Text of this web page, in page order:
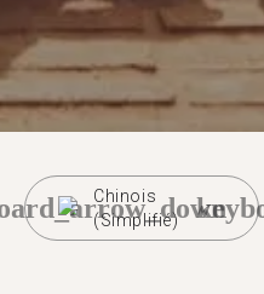
Chinois
(Simplifié)